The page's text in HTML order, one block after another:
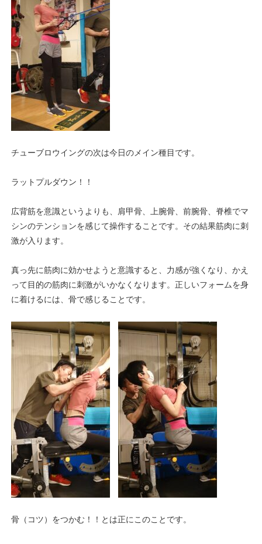
チューブロウイングの次は今日のメイン種目です。
ラットプルダウン！！
広背筋を意識というよりも、肩甲骨、上腕骨、前腕骨、脊椎でマ
シンのテンションを感じて操作することです。その結果筋肉に刺
激が入ります。
真っ先に筋肉に効かせようと意識すると、力感が強くなり、かえ
って目的の筋肉に刺激がいかなくなります。正しいフォームを身
に着けるには、骨で感じることです。
骨（コツ）をつかむ！！とは正にこのことです。